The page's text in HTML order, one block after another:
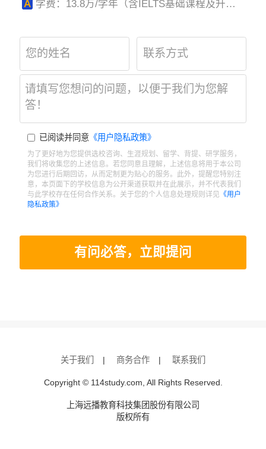
A 学费：13.8万/学年（含IELTS基础课程及升学
已阅读并同意 《用户隐私政策》
为了更好地为您提供选校咨询、生涯规划、留学、背提、研学服务，
我们将收集您的上述信息。若您同意且理解，上述信息将用于本公司
为您进行后期回访，从而定制更为贴心的服务。此外，提醒您特别注
意，本页面下的学校信息为公开渠道获取并在此展示，并不代表我们
与此学校存在任何合作关系。关于您的个人信息处理规则详见 《用户
隐私政策》
有问必答，立即提问
关于我们 | 商务合作 | 联系我们
Copyright © 114study.com, All Rights Reserved.
上海远播教育科技集团股份有限公司
版权所有